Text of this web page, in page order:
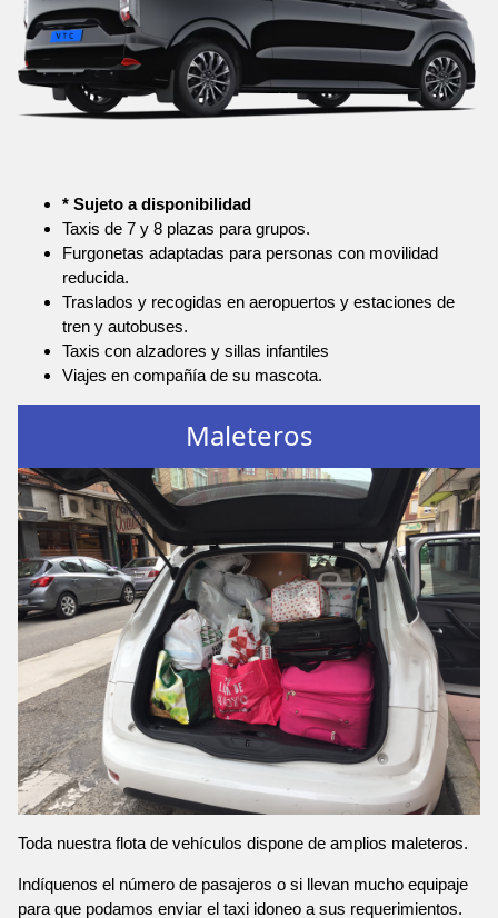
* Sujeto a disponibilidad
Taxis de 7 y 8 plazas para grupos.
Furgonetas adaptadas para personas con movilidad
reducida.
Traslados y recogidas en aeropuertos y estaciones de
tren y autobuses.
Taxis con alzadores y sillas infantiles
Viajes en compañía de su mascota.
Maleteros
Toda nuestra flota de vehículos dispone de amplios maleteros.
Indíquenos el número de pasajeros o si llevan mucho equipaje
para que podamos enviar el taxi idoneo a sus requerimientos.